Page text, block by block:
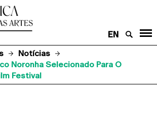
EN
Notícias
Noronha Selecionado Para O
Festival